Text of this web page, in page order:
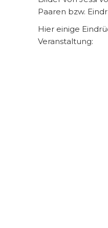
Paaren bzw.
Hier einige
Veranstaltung: